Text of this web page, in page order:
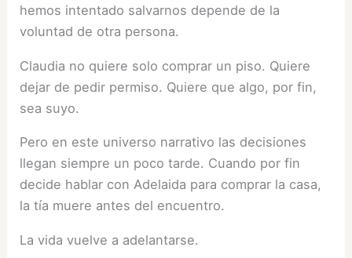
hemos intentado salvarnos depende de la
voluntad de otra persona.
Claudia no quiere solo comprar un piso. Quiere
dejar de pedir permiso. Quiere que algo, por fin,
sea suyo.
Pero en este universo narrativo las decisiones
llegan siempre un poco tarde. Cuando por fin
decide hablar con Adelaida para comprar la casa,
la tía muere antes del encuentro.
La vida vuelve a adelantarse.